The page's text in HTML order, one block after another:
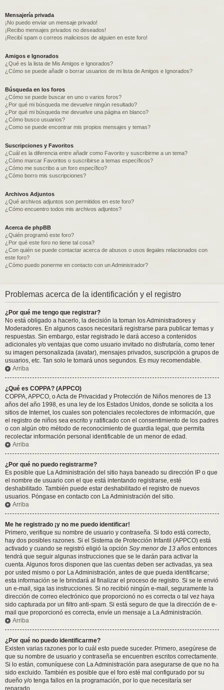
Mensajería privada
¡No puedo enviar un mensaje privado!
¡Recibo mensajes privados no deseados!
¡Recibí spam o correos maliciosos de alguien en este foro!
Amigos e Ignorados
¿Qué es la lista de Mis Amigos e Ignorados?
¿Cómo se puede añadir o borrar usuarios de mi lista de Amigos e Ignorados?
Búsqueda en los foros
¿Cómo se puede buscar en uno o varios foros?
¿Por qué mi búsqueda me devuelve ningún resultado?
¿Por qué mi búsqueda me devuelve una página en blanco?
¿Cómo busco usuarios?
¿Como se puede encontrar mis propios mensajes y temas?
Suscripciones y Favoritos
¿Cuál es la diferencia entre añadir como Favorito y suscribirme a un tema?
¿Cómo marcar Favoritos o suscribirse a temas específicos?
¿Cómo me suscribo a un foro específico?
¿Cómo borro mis suscripciones?
Archivos Adjuntos
¿Qué archivos adjuntos son permitidos en este foro?
¿Cómo encuentro todos mis archivos adjuntos?
Acerca de phpBB
¿Quién programó este foro?
¿Por qué este foro no tiene tal cosa?
¿Con quién se puede contactar acerca de abusos o usos ilegales relacionados con
este foro?
¿Cómo puedo ponerme en contacto con un Administrador?
Problemas acerca de la identificación y el registro
¿Por qué me tengo que registrar?
No está obligado a hacerlo, la decisión la toman los Administradores y
Moderadores. En algunos casos necesitará registrarse para publicar temas y
respuestas. Sin embargo, estar registrado le dará acceso a contenidos
adicionales y/o ventajas que como usuario invitado no disfrutaría, como tener
su imagen personalizada (avatar), mensajes privados, suscripción a grupos de
usuarios, etc. Tan solo le tomará unos segundos. Es muy recomendable.
Arriba
¿Qué es COPPA? (APPCO)
COPPA, APPCO, o Acta de Privacidad y Protección de Niños menores de 13
años del año 1998, es una ley de los Estados Unidos, donde se solicita a los
sitios de Internet, los cuales son potenciales recolectores de información, que
el registro de niños sea escrito y ratificado con el consentimiento de los padres
o con algún otro método de reconocimiento de guardia legal, que permita
recolectar información personal identificable de un menor de edad.
Arriba
¿Por qué no puedo registrarme?
Es posible que La Administración del sitio haya baneado su dirección IP o que
el nombre de usuario con el que está intentando registrarse, esté
deshabilitado. También puede estar deshabilitado el registro de nuevos
usuarios. Póngase en contacto con La Administración del sitio.
Arriba
Me he registrado ¡y no me puedo identificar!
Primero, verifique su nombre de usuario y contraseña. Si todo está correcto,
hay dos posibles razones. Si el Sistema de Protección Infantil (APPCO) está
activado y cuando se registró eligió la opción Soy menor de 13 años entonces
tendrá que seguir algunas instrucciones que se le darán para activar la
cuenta. Algunos foros disponen que las cuentas deben ser activadas, ya sea
por usted mismo o por La Administración, antes de que pueda identificarse;
esta información se le brindará al finalizar el proceso de registro. Si se le envió
un e-mail, siga las instrucciones. Si no recibió ningún e-mail, seguramente la
dirección de correo electrónico que proporcionó no es correcta o tal vez haya
sido capturada por un filtro anti-spam. Si está seguro de que la dirección de e-
mail que proporcionó es correcta, envíe un mensaje a La Administración.
Arriba
¿Por qué no puedo identificarme?
Existen varias razones por lo cuál esto puede suceder. Primero, asegúrese de
que su nombre de usuario y contraseña se encuentren escritos correctamente.
Si lo están, comuníquese con La Administración para asegurarse de que no ha
sido excluido. También es posible que el foro esté mal configurado por su
dueño y/o tenga fallos en la programación, por lo que necesitaría ser
reparado.